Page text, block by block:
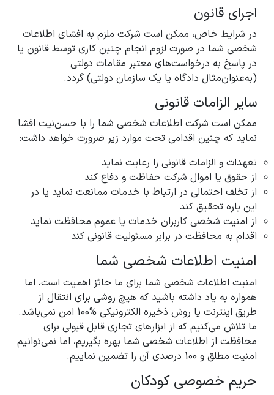
اجرای قانون
در شرایط خاص، ممکن است شرکت ملزم به افشای اطلاعات
شخصی شما در صورت لزوم انجام چنین کاری توسط قانون یا
در پاسخ به درخواست‌های معتبر مقامات دولتی
(به‌عنوان‌مثال دادگاه یا یک سازمان دولتی) گردد.
سایر الزامات قانونی
ممکن است شرکت اطلاعات شخصی شما را با حسن‌نیت افشا
نماید که چنین اقدامی تحت موارد زیر ضرورت خواهد داشت:
تعهدات و الزامات قانونی را رعایت نماید
از حقوق یا اموال شرکت حفاظت و دفاع کند
از تخلف احتمالی در ارتباط با خدمات ممانعت نماید یا در
این باره تحقیق کند
از امنیت شخصی کاربران خدمات یا عموم محافظت نماید
اقدام به محافظت در برابر مسئولیت قانونی کند
امنیت اطلاعات شخصی شما
امنیت اطلاعات شخصی شما برای ما حائز اهمیت است، اما
همواره به یاد داشته باشید که هیچ روشی برای انتقال از
طریق اینترنت یا روش ذخیره الکترونیکی %100 امن نمی‌باشد.
ما تلاش می‌کنیم که از ابزارهای تجاری قابل قبولی برای
محافظت از اطلاعات شخصی شما بهره بگیریم، اما نمی‌توانیم
امنیت مطلق و 100 درصدی آن را تضمین نماییم.
حریم خصوصی کودکان